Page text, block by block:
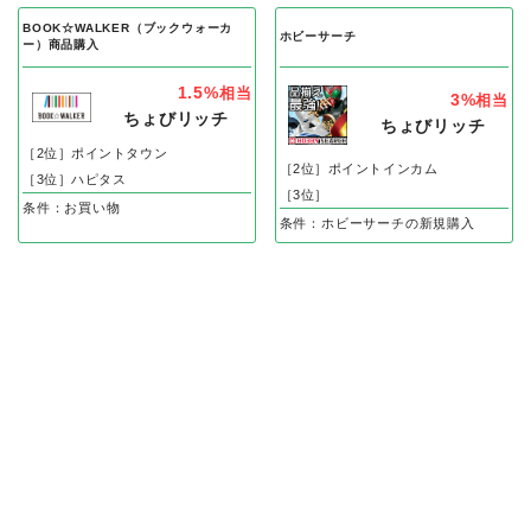
BOOK☆WALKER（ブックウォーカ
ー）商品購入
1.5%相当
ちょびリッチ
［2位］ポイントタウン
［3位］ハピタス
条件：お買い物
ホビーサーチ
3%相当
ちょびリッチ
［2位］ポイントインカム
［3位］
条件：ホビーサーチの新規購入